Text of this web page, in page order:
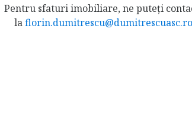
Pentru sfaturi imobiliare, ne puteți
laflorin.dumitrescu@dumitrescuasc.ro